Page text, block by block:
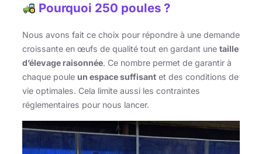
Pourquoi 250 poules ?
Nous avons fait ce choix pour répondre à une demande
croissante en œufs de qualité tout en gardant une taille
d’élevage raisonnée. Ce nombre permet de garantir à
chaque poule un espace suffisant et des conditions de
vie optimales. Cela limite aussi les contraintes
réglementaires pour nous lancer.